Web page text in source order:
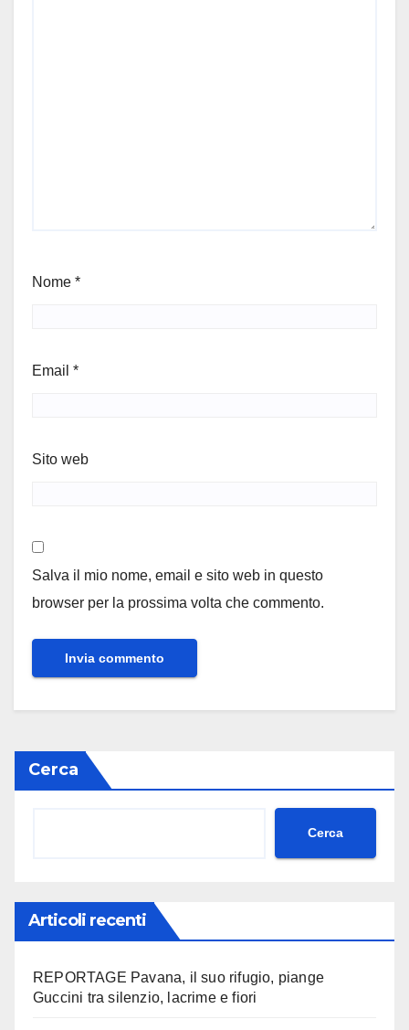
Nome *
Email *
Sito web
Salva il mio nome, email e sito web in questo
browser per la prossima volta che commento.
Cerca
Cerca
Articoli recenti
REPORTAGE Pavana, il suo rifugio, piange
Guccini tra silenzio, lacrime e fiori